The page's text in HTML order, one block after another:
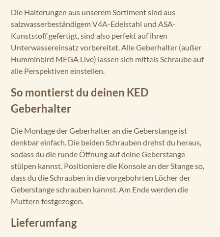
Die Halterungen aus unserem Sortiment sind aus
salzwasserbeständigem V4A-Edelstahl und ASA-
Kunststoff gefertigt, sind also perfekt auf ihren
Unterwassereinsatz vorbereitet. Alle Geberhalter (außer
Humminbird MEGA Live) lassen sich mittels Schraube auf
alle Perspektiven einstellen.
So montierst du deinen KED
Geberhalter
Die Montage der Geberhalter an die Geberstange ist
denkbar einfach. Die beiden Schrauben drehst du heraus,
sodass du die runde Öffnung auf deine Geberstange
stülpen kannst. Positioniere die Konsole an der Stange so,
dass du die Schrauben in die vorgebohrten Löcher der
Geberstange schrauben kannst. Am Ende werden die
Muttern festgezogen.
Lieferumfang